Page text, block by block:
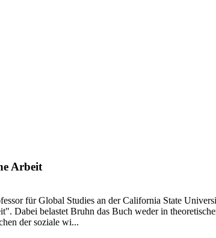
Arbeit
für Global Studies an der California State
Dabei belastet Bruhn das Buch weder in
der soziale wi...